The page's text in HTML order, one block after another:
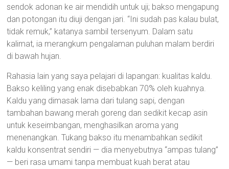
sendok adonan ke air mendidih untuk uji; bakso mengapung
dan potongan itu diuji dengan jari. “Ini sudah pas kalau bulat,
tidak remuk,” katanya sambil tersenyum. Dalam satu
kalimat, ia merangkum pengalaman puluhan malam berdiri
di bawah hujan.
Rahasia lain yang saya pelajari di lapangan: kualitas kaldu.
Bakso keliling yang enak disebabkan 70% oleh kuahnya.
Kaldu yang dimasak lama dari tulang sapi, dengan
tambahan bawang merah goreng dan sedikit kecap asin
untuk keseimbangan, menghasilkan aroma yang
menenangkan. Tukang bakso itu menambahkan sedikit
kaldu konsentrat sendiri — dia menyebutnya “ampas tulang”
— beri rasa umami tanpa membuat kuah berat atau